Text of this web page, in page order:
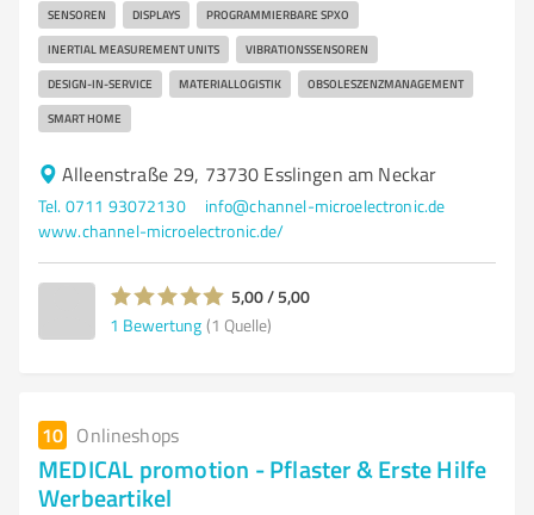
SENSOREN DISPLAYS PROGRAMMIERBARE SPXO
INERTIAL MEASUREMENT UNITS VIBRATIONSSENSOREN
DESIGN-IN-SERVICE MATERIALLOGISTIK OBSOLESZENZMANAGEMENT
SMART HOME
Alleenstraße 29, 73730 Esslingen am Neckar
Tel. 0711 93072130
info@channel-microelectronic.de
www.channel-microelectronic.de/
5,00 / 5,00
1 Bewertung (1 Quelle)
10 Onlineshops
MEDICAL promotion - Pflaster & Erste Hilfe
Werbeartikel